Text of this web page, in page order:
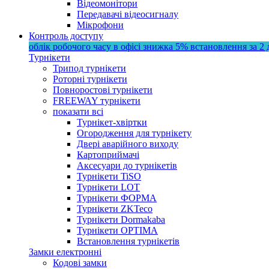
Відеомонітори
Передавачі відеосигналу
Мікрофони
Контроль доступу
облік робочого часу в офісі знижка 5% встановлення за 2
Турнікети
Трипод турнікети
Роторні турнікети
Повноростові турнікети
FREEWAY турнікети
показати всі
Турнікет-хвіртки
Огородження для турнікету
Двері аварійного виходу
Картоприймачі
Аксесуари до турнікетів
Турнікети TiSO
Турнікети LOT
Турнікети ФОРМА
Турнікети ZKTeco
Турнікети Dormakaba
Турнікети OPTIMA
Встановлення турнікетів
Замки електронні
Кодові замки